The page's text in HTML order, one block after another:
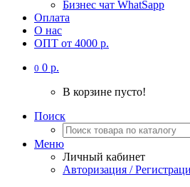
Бизнес чат WhatSapp
Оплата
О нас
ОПТ от 4000 р.
0 0 р.
В корзине пусто!
Поиск
Меню
Личный кабинет
Авторизация /